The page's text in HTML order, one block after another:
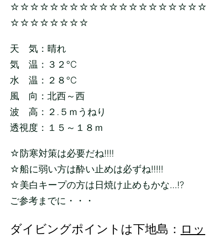
☆☆☆☆☆☆☆☆☆☆☆☆☆☆☆☆☆☆☆☆
☆☆☆☆☆☆☆☆
天 気：晴れ
気 温：３２ ℃
水 温：２８ ℃
風 向：北西～西
波 高：２.５ｍうねり
透視度：１５～１８ｍ
☆防寒対策は必要だね!!!!
☆船に弱い方は酔い止めは必ずね!!!!!
☆美白キープの方は日焼け止めもかな...!?
ご参考までに・・・
ダイビングポイントは下地島： ロッ